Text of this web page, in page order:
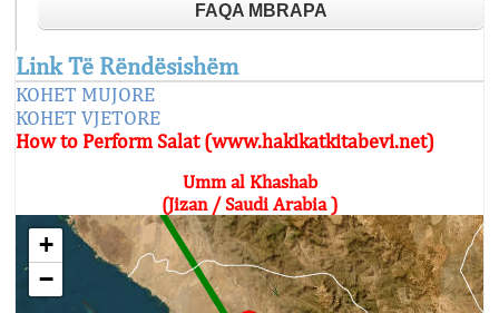
FAQA MBRAPA
Link Të Rëndësishëm
KOHET MUJORE
KOHET VJETORE
How to Perform Salat (www.hakikatkitabevi.net)
Umm al Khashab
(Jizan / Saudi Arabia )
+
−